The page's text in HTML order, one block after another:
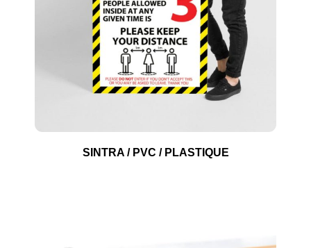
SINTRA / PVC / PLASTIQUE